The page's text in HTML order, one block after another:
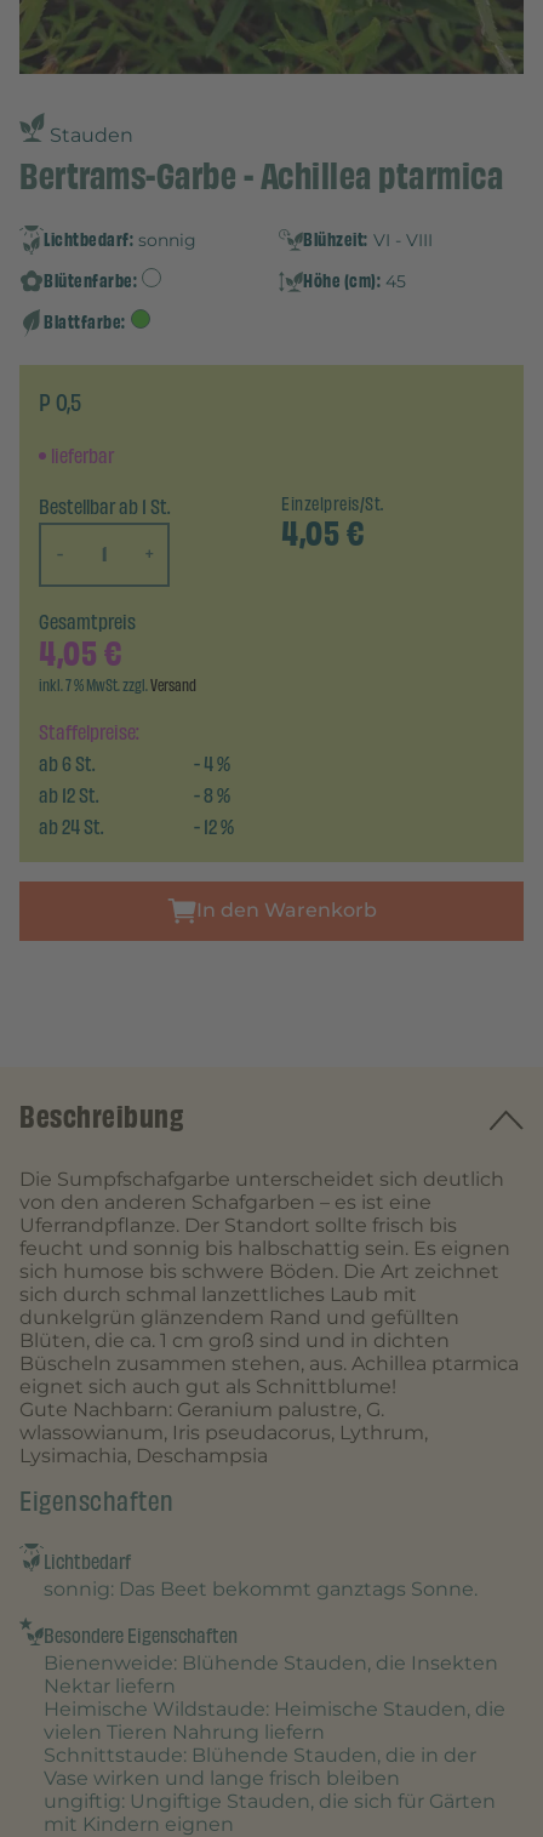
Stauden
Bertrams-Garbe - Achillea ptarmica
Lichtbedarf: sonnig Blühzeit: VI - VIII
Blütenfarbe: Höhe (cm): 45
Blattfarbe:
P 0,5
lieferbar
Bestellbar ab 1 St.
-
+
Einzelpreis/St.
4,05€
Staffelpreise:
ab6St. -4%
ab12St. -8%
ab24St. -12%
Gesamtpreis
4,05€
inkl. 7 % MwSt. zzgl.Versand
In den Warenkorb
Beschreibung
Die Sumpfschafgarbe unterscheidet sich deutlich
von den anderen Schafgarben – es ist eine
Uferrandpflanze. Der Standort sollte frisch bis
feucht und sonnig bis halbschattig sein. Es eignen
sich humose bis schwere Böden. Die Art zeichnet
sich durch schmal lanzettliches Laub mit
dunkelgrün glänzendem Rand und gefüllten
Blüten, die ca. 1 cm groß sind und in dichten
Büscheln zusammen stehen, aus. Achillea ptarmica
eignet sich auch gut als Schnittblume!
Gute Nachbarn: Geranium palustre, G.
wlassowianum, Iris pseudacorus, Lythrum,
Lysimachia, Deschampsia
Eigenschaften
Lichtbedarf
sonnig: Das Beet bekommt ganztags Sonne.
Besondere Eigenschaften
Bienenweide: Blühende Stauden, die Insekten
Nektar liefern
Heimische Wildstaude: Heimische Stauden, die
vielen Tieren Nahrung liefern
Schnittstaude: Blühende Stauden, die in der
Vase wirken und lange frisch bleiben
ungiftig: Ungiftige Stauden, die sich für Gärten
mit Kindern eignen